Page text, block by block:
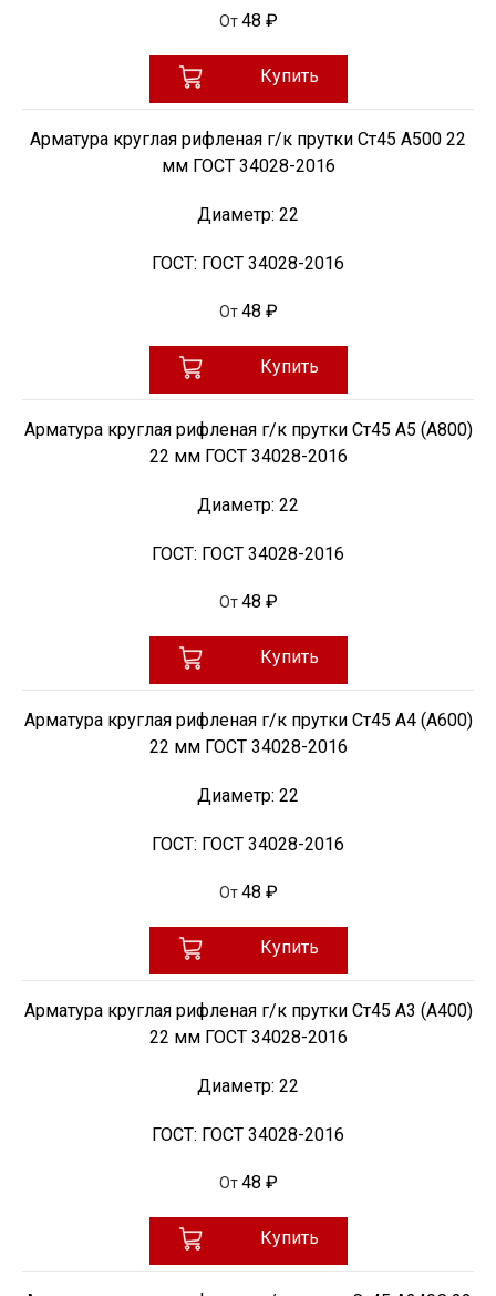
От 48 ₽
Купить
Арматура круглая рифленая г/к прутки Ст45 А500 22
мм ГОСТ 34028-2016
Диаметр: 22
ГОСТ: ГОСТ 34028-2016
От 48 ₽
Купить
Арматура круглая рифленая г/к прутки Ст45 А5 (А800)
22 мм ГОСТ 34028-2016
Диаметр: 22
ГОСТ: ГОСТ 34028-2016
От 48 ₽
Купить
Арматура круглая рифленая г/к прутки Ст45 А4 (А600)
22 мм ГОСТ 34028-2016
Диаметр: 22
ГОСТ: ГОСТ 34028-2016
От 48 ₽
Купить
Арматура круглая рифленая г/к прутки Ст45 А3 (А400)
22 мм ГОСТ 34028-2016
Диаметр: 22
ГОСТ: ГОСТ 34028-2016
От 48 ₽
Купить